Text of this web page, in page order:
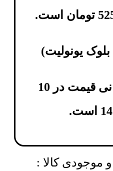
تومان است.
یونولیت)
آخرین بروزرسانی قیمت در 10
کالا :